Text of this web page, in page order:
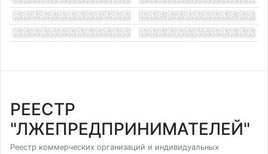
РЕЕСТР
"ЛЖЕПРЕДПРИНИМАТЕЛЕЙ"
Реестр коммерческих организаций и индивидуальных